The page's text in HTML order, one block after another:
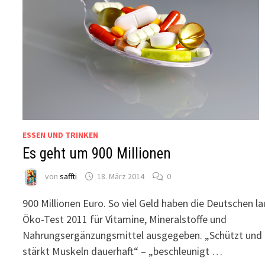
ESSEN UND TRINKEN
Es geht um 900 Millionen
vonsaffti 18. März 2014 0
900 Millionen Euro. So viel Geld haben die Deutschen
Öko-Test 2011 für Vitamine, Mineralstoffe und
Nahrungsergänzungsmittel ausgegeben. „Schützt und
stärkt Muskeln dauerhaft“ – „beschleunigt …